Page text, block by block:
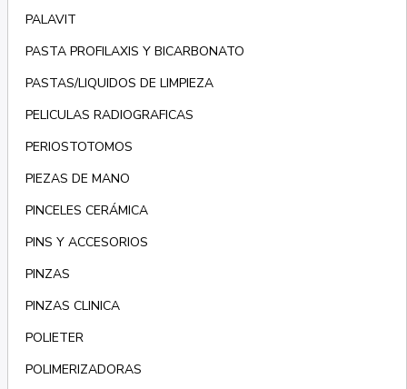
PALAVIT
PASTA PROFILAXIS Y BICARBONATO
PASTAS/LIQUIDOS DE LIMPIEZA
PELICULAS RADIOGRAFICAS
PERIOSTOTOMOS
PIEZAS DE MANO
PINCELES CERÁMICA
PINS Y ACCESORIOS
PINZAS
PINZAS CLINICA
POLIETER
POLIMERIZADORAS